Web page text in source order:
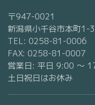
〒947-0021
新潟県小千谷市本町1-
TEL: 0258-81-0006
FAX: 0258-81-0007
営業日: 平日 9:00 〜
土日祝日はお休み